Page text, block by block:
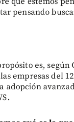
pensando
es, según
empresas del
adopción